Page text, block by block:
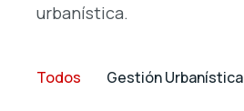
urbanística.
Todos Gestión Urbanística